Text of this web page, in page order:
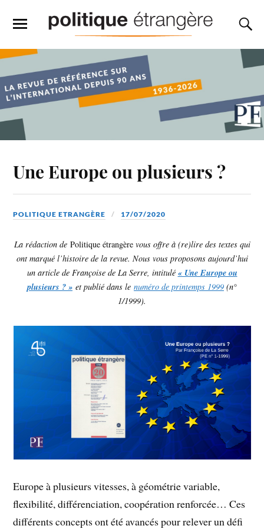
Une Europe ou plusieurs ?
POLITIQUE ETRANGÈRE 17/07/2020
La rédaction dePolitique étrangèrevous offre à (re)lire des textes qui
ont marqué l’histoire de la revue. Nous vous proposons aujourd’hui
un article de Françoise de La Serre, intitulé « Une Europe ou
plusieurs ? » et publié dans le numéro de printemps 1999 (n°
1/1999).
Europe à plusieurs vitesses, à géométrie variable,
flexibilité, différenciation, coopération renforcée… Ces
différents concepts ont été avancés pour relever un défi